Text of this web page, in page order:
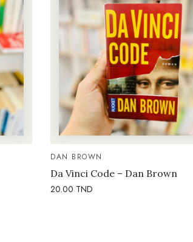
DAN BROWN
Da Vinci Code – Dan Brown
20.00 TND